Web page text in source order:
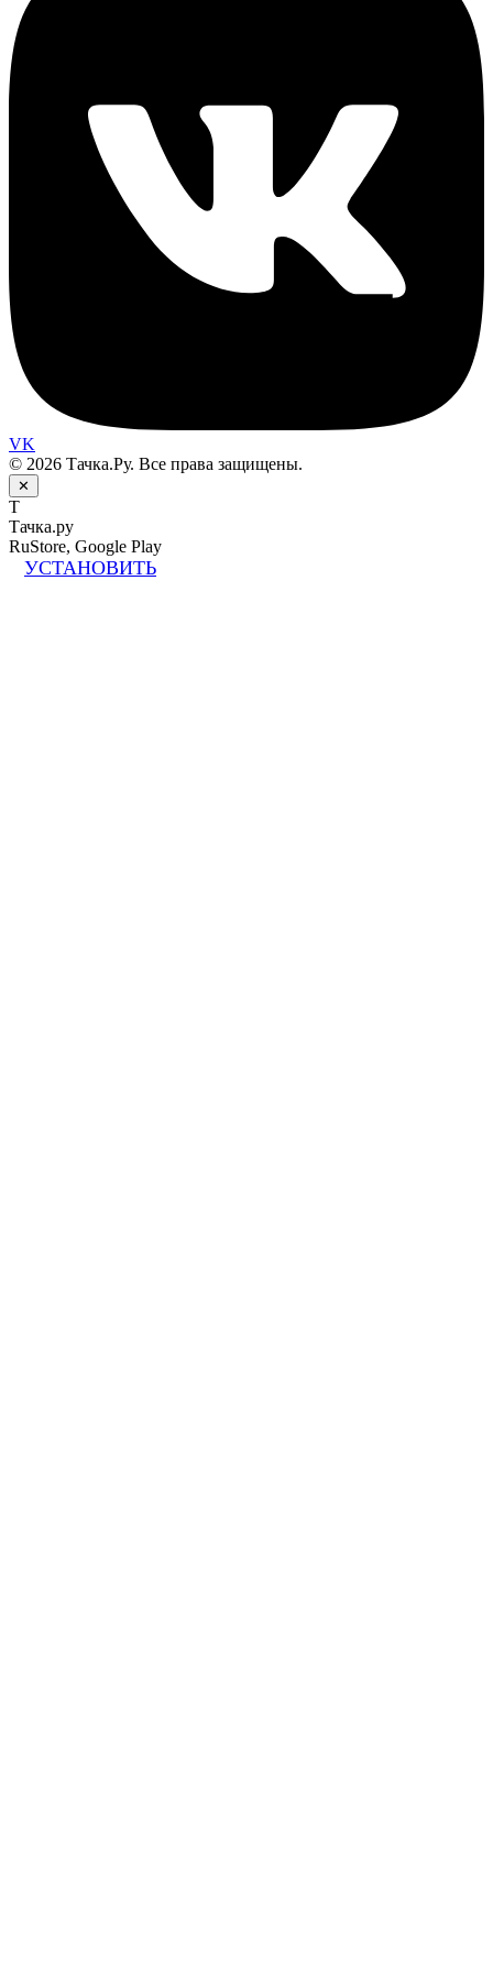
VK
© 2026 Тачка.Ру. Все права защищены.
✕
Т
Тачка.ру
RuStore, Google Play
УСТАНОВИТЬ